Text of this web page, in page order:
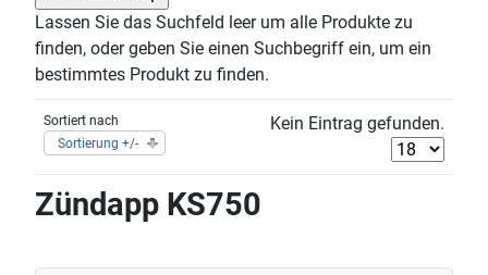
Lassen Sie das Suchfeld leer um alle Produkte zu
finden, oder geben Sie einen Suchbegriff ein, um ein
bestimmtes Produkt zu finden.
Sortiert nach
Sortierung +/-
Kein Eintrag gefunden.
Zündapp KS750